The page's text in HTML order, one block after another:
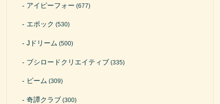
アイピーフォー (677)
エポック (530)
Jドリーム (500)
ブシロードクリエイティブ (335)
ビーム (309)
奇譚クラブ (300)